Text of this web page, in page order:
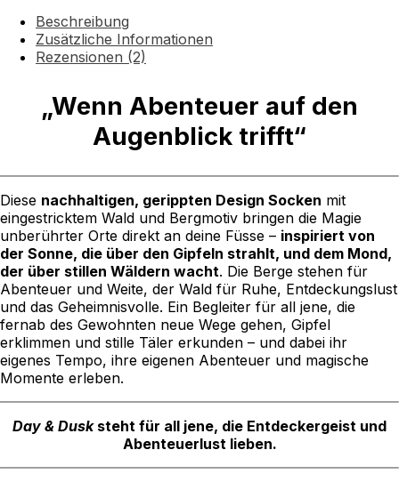
Beschreibung
Zusätzliche Informationen
Rezensionen (2)
„Wenn Abenteuer auf den
Augenblick trifft“
Diese nachhaltigen, gerippten Design Socken mit
eingestricktem Wald und Bergmotiv bringen die Magie
unberührter Orte direkt an deine Füsse – inspiriert von
der Sonne, die über den Gipfeln strahlt, und dem Mond,
der über stillen Wäldern wacht. Die Berge stehen für
Abenteuer und Weite, der Wald für Ruhe, Entdeckungslust
und das Geheimnisvolle. Ein Begleiter für all jene, die
fernab des Gewohnten neue Wege gehen, Gipfel
erklimmen und stille Täler erkunden – und dabei ihr
eigenes Tempo, ihre eigenen Abenteuer und magische
Momente erleben.
Day & Dusk steht für all jene, die Entdeckergeist und
Abenteuerlust lieben.